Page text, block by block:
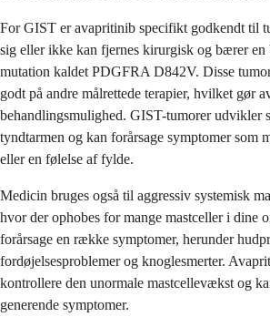
For GIST er avapritinib specifikt godkendt til
sig eller ikke kan fjernes kirurgisk og bærer en
mutation kaldet PDGFRA D842V. Disse
godt på andre målrettede terapier, hvilket gør
behandlingsmulighed. GIST-tumorer udvikler
tyndtarmen og kan forårsage symptomer som
eller en følelse af fylde.
Medicin bruges også til aggressiv systemisk
hvor der ophobes for mange mastceller i dine
forårsage en række symptomer, herunder
fordøjelsesproblemer og knoglesmerter.
kontrollere den unormale mastcellevækst og
generende symptomer.